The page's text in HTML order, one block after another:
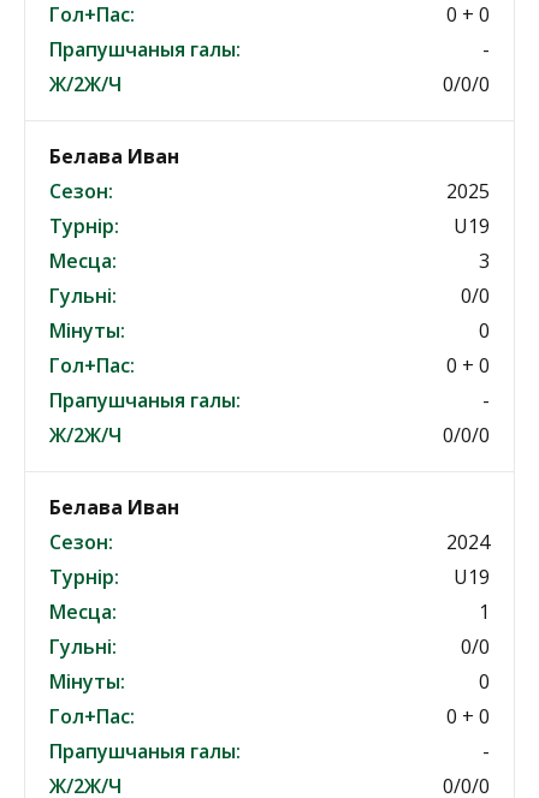
Гол+Пас:
0 + 0
Прапушчаныя галы:
-
Ж/2Ж/Ч
0/0/0
Белава Иван
Сезон:
2025
Турнір:
U19
Месца:
3
Гульні:
0/0
Мінуты:
0
Гол+Пас:
0 + 0
Прапушчаныя галы:
-
Ж/2Ж/Ч
0/0/0
Белава Иван
Сезон:
2024
Турнір:
U19
Месца:
1
Гульні:
0/0
Мінуты:
0
Гол+Пас:
0 + 0
Прапушчаныя галы:
-
Ж/2Ж/Ч
0/0/0